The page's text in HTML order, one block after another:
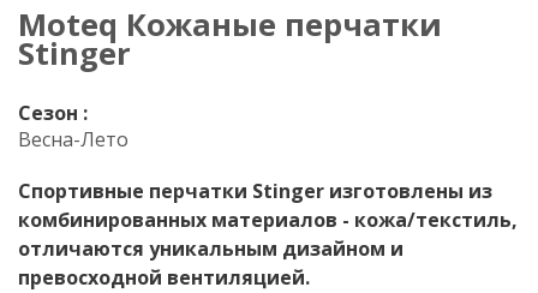
Moteq Кожаные перчатки
Stinger
Сезон :
Весна-Лето
Спортивные перчатки Stinger изготовлены из
комбинированных материалов - кожа/текстиль,
отличаются уникальным дизайном и
превосходной вентиляцией.